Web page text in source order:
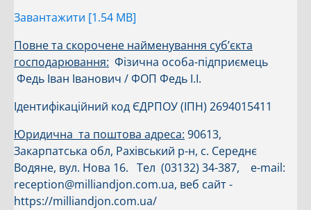
Завантажити [1.54 MB]
Повне та скорочене найменування суб’єкта
господарювання: Фізична особа-підприємець
Федь Іван Іванович / ФОП Федь І.І.
Ідентифікаційний код ЄДРПОУ (ІПН) 2694015411
Юридична та поштова адреса: 90613,
Закарпатська обл, Рахівський р-н, с. Середнє
Водяне, вул. Нова 16. Тел (03132) 34-387, e-mail:
reception@milliandjon.com.ua, веб сайт -
https://milliandjon.com.ua/